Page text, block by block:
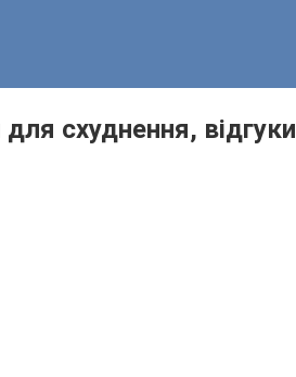
схуднення, відгуки